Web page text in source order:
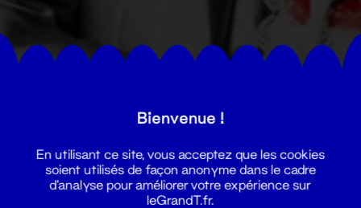
Bienvenue !
En utilisant ce site, vous acceptez que les cookies
soient utilisés de façon anonyme dans le cadre
d'analyse pour améliorer votre expérience sur
leGrandT.fr.